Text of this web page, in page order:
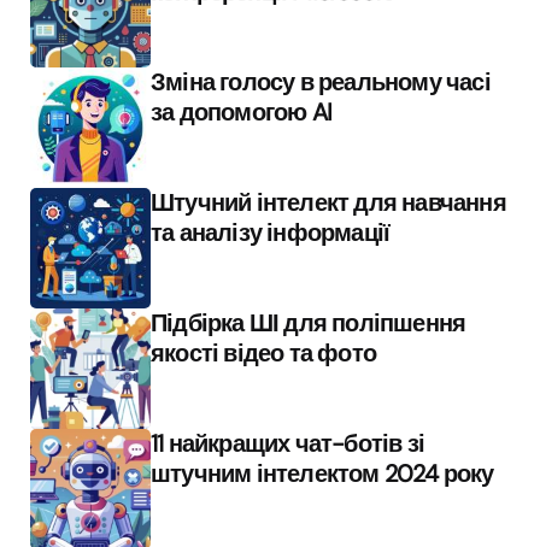
Зміна голосу в реальному часі
за допомогою AI
Штучний інтелект для навчання
та аналізу інформації
Підбірка ШІ для поліпшення
якості відео та фото
11 найкращих чат-ботів зі
штучним інтелектом 2024 року